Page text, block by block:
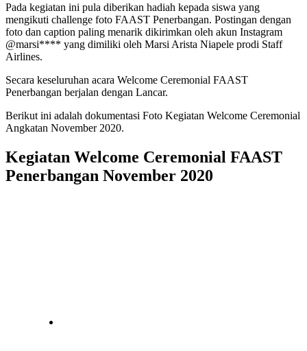
Pada kegiatan ini pula diberikan hadiah kepada siswa yang
mengikuti challenge foto FAAST Penerbangan. Postingan dengan
foto dan caption paling menarik dikirimkan oleh akun Instagram
@marsi**** yang dimiliki oleh Marsi Arista Niapele prodi Staff
Airlines.
Secara keseluruhan acara Welcome Ceremonial FAAST
Penerbangan berjalan dengan Lancar.
Berikut ini adalah dokumentasi Foto Kegiatan Welcome Ceremonial
Angkatan November 2020.
Kegiatan Welcome Ceremonial FAAST
Penerbangan November 2020